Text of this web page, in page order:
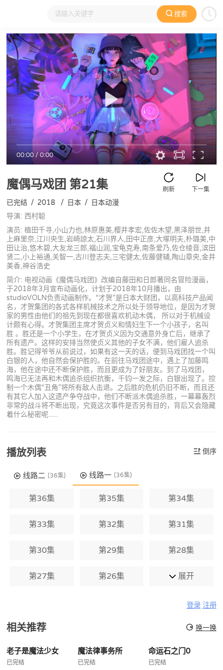
搜索
大家在看 日本动漫 国产动漫 欧美动漫 动漫电影
00:00/0:00
魔偶马戏团 第21集 下一集
刷新
已完结 / 2018 / 日本 / 日本动漫
导演: 西村聪
演员: 植田千寻,小山力也,林原惠美,樱井孝宏,佐佐木望,黑泽朋世,井
上麻里奈,江川央生,岩崎諒太,石川界人,田中正彦,大塚明夫,朴璐美,中
田让治,悠木碧,大友龙三郎,福山润,宝龟克寿,南条爱乃,佐仓绫音,滨田
贤二,小上裕通,关智一,古川登志夫,三宅健太,佐藤健辅,陶山章央,金井
美香,神谷浩史
简介: 电视动画《魔偶马戏团》改编自藤田和日郎著同名冒险漫画，
于2018年3月宣布动画化，计划于2018年10月播出，由
studioVOLN负责动画制作。“才贺”是日本大财团，以高科技产品闻
名，才贺集团的各式各样机械技术之所以处于领导地位，是因为才贺
家的男性由他们的祖先到现在都很喜欢机动木偶， 所以对于机械设
计颇有心得。才贺集团主席才贺贞义和情妇生下一个小孩子，名叫
胜 。胜还是一个小学生，在才贺贞义因为交通意外身亡后，继承了
所有遗产。这样的安排当然使贞义其他的子女不满，他们雇人追杀
胜。胜记得爷爷从前说过，如果有这一天的话，便到马戏团找一个叫
白银的人，他自然会保护胜的。在前往马戏团途中，遇上了加藤鸣
海，他在途中还不断保护胜，而且更成为了好朋友。到了马戏团，
鸣海已无法再和木偶追杀组织抗衡，千钧一发之际，白银出现了。控
制一个木偶“丑角”将所有敌人击退。之后胜的危机仍旧不断，而且还
有其它人加入这遗产争夺战中，他们不断派木偶追杀胜，一幕幕轰烈
非常的战斗将不断出现，究竟这次事件是否另有目的，背后又会隐藏
着什么秘密呢.....
播放列表 倒序
线路二 (36集) 线路一 (36集)
第36集 第35集 第34集
第33集 第32集 第31集
第30集 第29集 第28集
第27集 第26集 展开
登录 注册
相关推荐 换一换
老子是魔法少女
已完结
魔法律事务所
已完结
命运石之门0
已完结